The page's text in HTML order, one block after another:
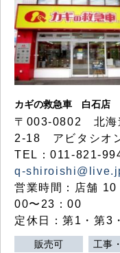
カギの救急車 白石店
〒003-0802 北海
2-18 アビタシオ
TEL：011-821-
q-
営業時間：店舗
00〜23：00
定休日：第1・第
販売可 工事